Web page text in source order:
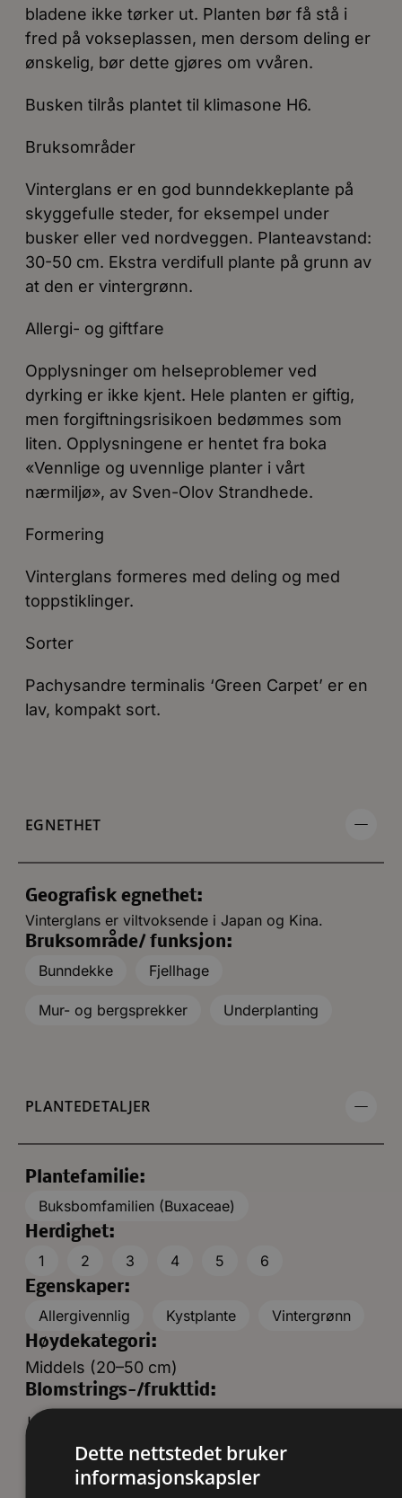
bladene ikke tørker ut. Planten bør få stå i
fred på vokseplassen, men dersom deling er
ønskelig, bør dette gjøres om vvåren.
Busken tilrås plantet til klimasone H6.
Bruksområder
Vinterglans er en god bunndekkeplante på
skyggefulle steder, for eksempel under
busker eller ved nordveggen. Planteavstand:
30-50 cm. Ekstra verdifull plante på grunn av
at den er vintergrønn.
Allergi- og giftfare
Opplysninger om helseproblemer ved
dyrking er ikke kjent. Hele planten er giftig,
men forgiftningsrisikoen bedømmes som
liten. Opplysningene er hentet fra boka
«Vennlige og uvennlige planter i vårt
nærmiljø», av Sven-Olov Strandhede.
Formering
Vinterglans formeres med deling og med
toppstiklinger.
Sorter
Pachysandre terminalis ‘Green Carpet’ er en
lav, kompakt sort.
EGNETHET
Geografisk egnethet:
Vinterglans er viltvoksende i Japan og Kina.
Bruksområde/ funksjon:
Bunndekke
Fjellhage
Mur- og bergsprekker Underplanting
PLANTEDETALJER
Plantefamilie:
Buksbomfamilien (Buxaceae)
Herdighet:
1
2 3 4 5
6
Egenskaper:
Allergivennlig
Kystplante
Vintergrønn
Høydekategori:
Middels (20–50 cm)
Blomstrings-/frukttid:
Blomsterfarge:
Grønn bladplante
Hvit
Dette nettstedet bruker
informasjonskapsler